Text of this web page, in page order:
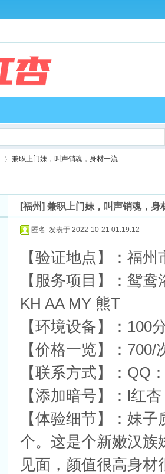
兼职上门妹，叫声销魂，身材一流
[福州]兼职上门妹，叫声销魂，身
匿名发表于 2022-10-21 01:19:12
【验证地点】：福州
【服务项目】：鸳
KH AA MY 熊T
【环境设备】：100
【价格一览】：
【联系方式】：QQ
【添加暗号】：l红杏
【体验细节】：妹
个。这是个新嫩汉族
见面，颜值很高身